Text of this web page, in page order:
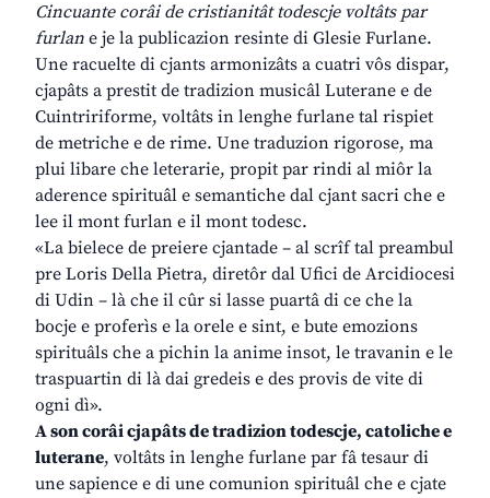
Cincuante corâi de cristianitât todescje voltâts par
furlan e je la publicazion resinte di Glesie Furlane.
Une racuelte di cjants armonizâts a cuatri vôs dispar,
cjapâts a prestit de tradizion musicâl Luterane e de
Cuintririforme, voltâts in lenghe furlane tal rispiet
de metriche e de rime. Une traduzion rigorose, ma
plui libare che leterarie, propit par rindi al miôr la
aderence spirituâl e semantiche dal cjant sacri che e
lee il mont furlan e il mont todesc.
«La bielece de preiere cjantade – al scrîf tal preambul
pre Loris Della Pietra, diretôr dal Ufici de Arcidiocesi
di Udin – là che il cûr si lasse puartâ di ce che la
bocje e proferìs e la orele e sint, e bute emozions
spirituâls che a pichin la anime insot, le travanin e le
traspuartin di là dai gredeis e des provis de vite di
ogni dì».
A son corâi cjapâts de tradizion todescje, catoliche e
luterane, voltâts in lenghe furlane par fâ tesaur di
une sapience e di une comunion spirituâl che e cjate